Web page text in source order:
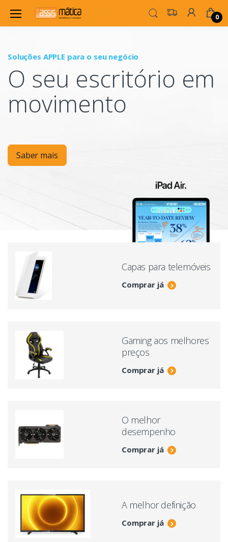
0
Soluções APPLE para o seu negócio
O seu escritório em
movimento
Saber mais
Capas para telemóveis
Comprar já
Gaming aos melhores
preços
Comprar já
O melhor
desempenho
Comprar já
A melhor definição
Comprar já